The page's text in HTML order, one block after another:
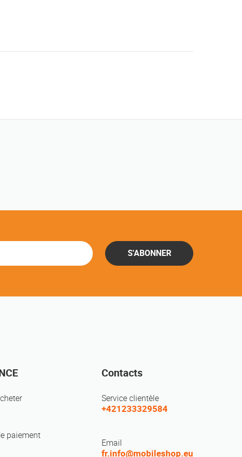
S'ABONNER
paiement
Contacts
Service clientèle
+421233329584
Email
fr.info@mobileshop.eu